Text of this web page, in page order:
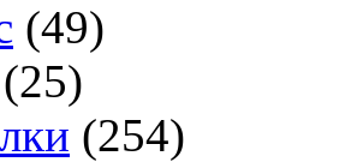
(49)
(25)
(254)